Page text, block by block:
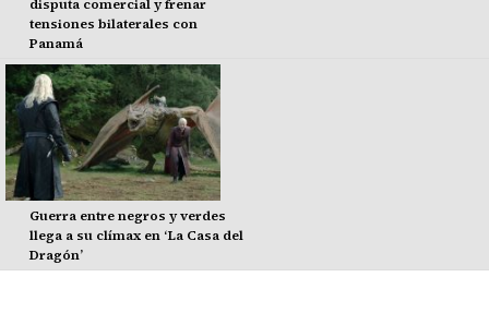
disputa comercial y frenar
tensiones bilaterales con
Panamá
Guerra entre negros y verdes
llega a su clímax en ‘La Casa del
Dragón’